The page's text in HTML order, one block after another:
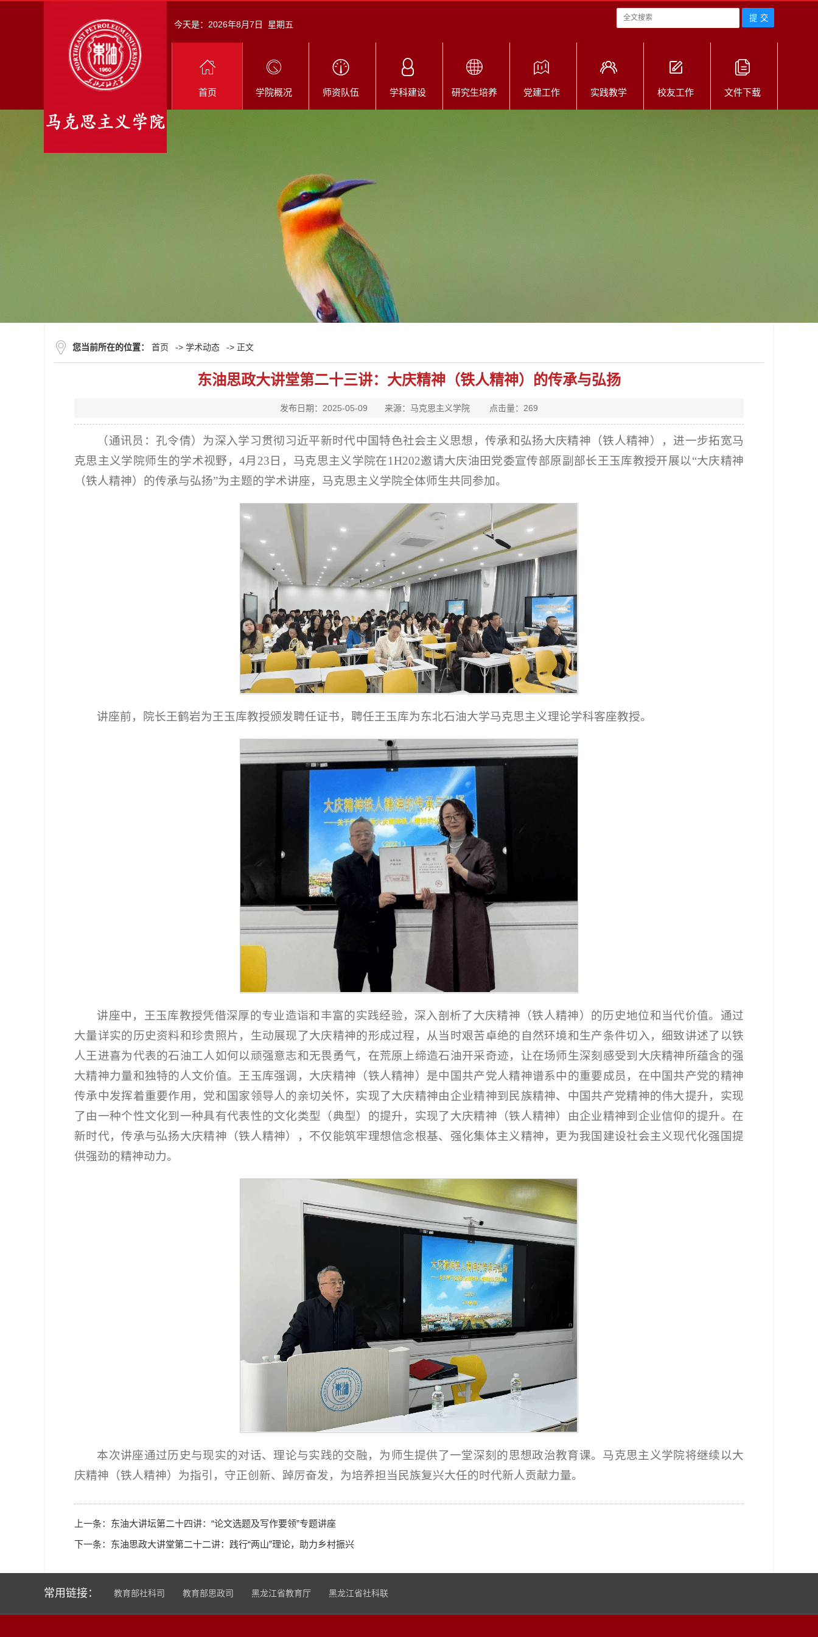
今天是： 2026年8月7日 星期五
首页 学院概况 师资队伍 学科建设 研究生培养 党建工作 实践教学 校友工作 文件下载
您当前所在的位置： 首页 -> 学术动态 -> 正文
东油思政大讲堂第二十三讲：大庆精神（铁人精神）的传承与弘扬
发布日期：2025-05-09 来源：马克思主义学院 点击量： 269
（通讯员：孔令倩）为深入学习贯彻习近平新时代中国特色社会主义思想，传承和弘扬大庆精神（铁人精神），进一步拓宽马
克思主义学院师生的学术视野，4月23日，马克思主义学院在1H202邀请大庆油田党委宣传部原副部长王玉库教授开展以“大庆精神
（铁人精神）的传承与弘扬”为主题的学术讲座，马克思主义学院全体师生共同参加。
讲座前，院长王鹤岩为王玉库教授颁发聘任证书，聘任王玉库为东北石油大学马克思主义理论学科客座教授。
讲座中，王玉库教授凭借深厚的专业造诣和丰富的实践经验，深入剖析了大庆精神（铁人精神）的历史地位和当代价值。通过
大量详实的历史资料和珍贵照片，生动展现了大庆精神的形成过程，从当时艰苦卓绝的自然环境和生产条件切入，细致讲述了以铁
人王进喜为代表的石油工人如何以顽强意志和无畏勇气，在荒原上缔造石油开采奇迹，让在场师生深刻感受到大庆精神所蕴含的强
大精神力量和独特的人文价值。王玉库强调，大庆精神（铁人精神）是中国共产党人精神谱系中的重要成员，在中国共产党的精神
传承中发挥着重要作用，党和国家领导人的亲切关怀，实现了大庆精神由企业精神到民族精神、中国共产党精神的伟大提升，实现
了由一种个性文化到一种具有代表性的文化类型（典型）的提升，实现了大庆精神（铁人精神）由企业精神到企业信仰的提升。在
新时代，传承与弘扬大庆精神（铁人精神），不仅能筑牢理想信念根基、强化集体主义精神，更为我国建设社会主义现代化强国提
供强劲的精神动力。
本次讲座通过历史与现实的对话、理论与实践的交融，为师生提供了一堂深刻的思想政治教育课。马克思主义学院将继续以大
庆精神（铁人精神）为指引，守正创新、踔厉奋发，为培养担当民族复兴大任的时代新人贡献力量。
上一条： 东油大讲坛第二十四讲：“论文选题及写作要领”专题讲座
下一条： 东油思政大讲堂第二十二讲：践行“两山”理论，助力乡村振兴
常用链接： 教育部社科司 教育部思政司 黑龙江省教育厅 黑龙江省社科联